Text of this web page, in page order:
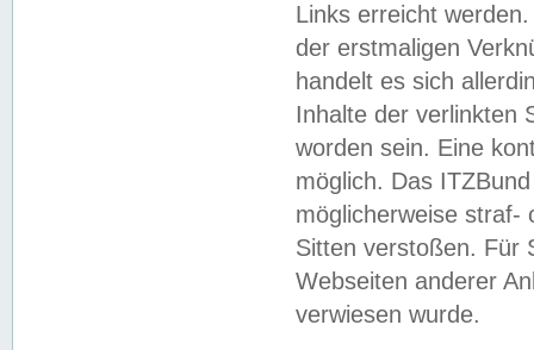
Links erreicht
der erstmaligen
handelt es sich
Inhalte der verlinkten
worden sein. Eine
möglich. Das
möglicherweise straf-
Sitten verstoßen. Für
Webseiten anderer
verwiesen wurde.